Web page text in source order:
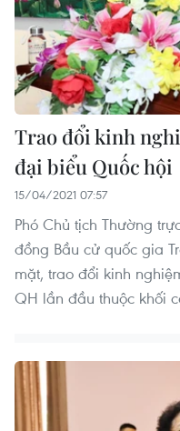
Trao đổi kinh
đại biểu Quốc hội
15/04/2021 07:57
Phó Chủ tịch Thường
đồng Bầu cử quốc gia
mặt, trao đổi kinh
QH lần đầu thuộc khối